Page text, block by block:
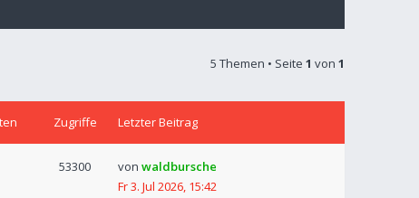
5 Themen • Seite 1 von 1
Zugriffe Letzter Beitrag
53300 von waldbursche
Fr 3. Jul 2026, 15:42